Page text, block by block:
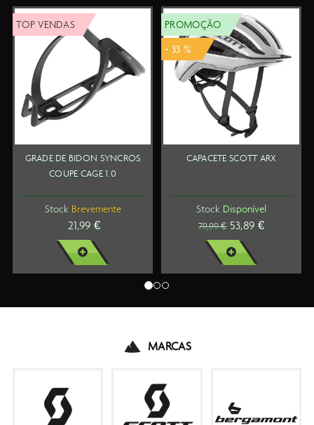
VENDAS
GRADE DE BIDON SYNCROS
COUPE CAGE 1.0
Brevemente
21,99 €
VER MAIS
PROMOÇÃO
- 33 %
CAPACETE SCOTT ARX
Disponível
79,99 € 53,89 €
VER MAIS
MARCAS